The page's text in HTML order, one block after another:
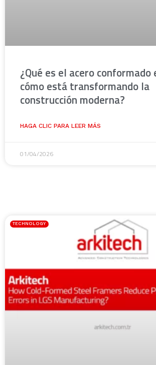
¿Qué es el acero conformado
cómo está transformando la
construcción moderna?
HAGA CLIC PARA LEER MÁS
01/04/2026
TECHNOLOGY